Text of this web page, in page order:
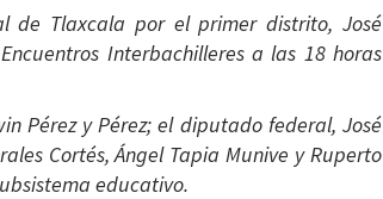
de Tlaxcala por el primer distrito, José
Interbachilleres a las 18 horas
Pérez y Pérez; el diputado federal, José
Cortés, Ángel Tapia Munive y Ruperto
educativo.